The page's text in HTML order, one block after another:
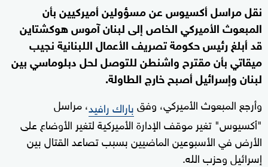
نقل مراسل أكسيوس عن مسؤولين أميركيين بأن
المبعوث الأميركي الخاص إلى لبنان آموس هوكشتاين
قد أبلغ رئيس حكومة تصريف الأعمال اللبنانية نجيب
ميقاتي بأن مقترح واشنطن للتوصل لحل دبلوماسي بين
لبنان وإسرائيل أصبح خارج الطاولة.
وأرجع المبعوث الأميركي، وفقباراك رافيد، مراسل
"أكسيوس" تغير موقف الإدارة الأميركية لتغير الأوضاع على
الأرض في الأسبوعين الماضيين بسبب تصاعد القتال بين
إسرائيل وحزب الله.